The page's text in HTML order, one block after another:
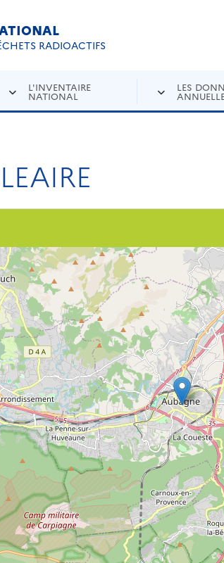
RADIOACTIFS
L'INVENTAIRE
NATIONAL
LES